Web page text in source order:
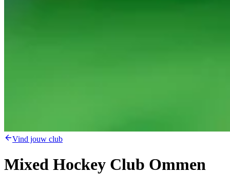
Vind jouw club
Mixed Hockey Club Ommen